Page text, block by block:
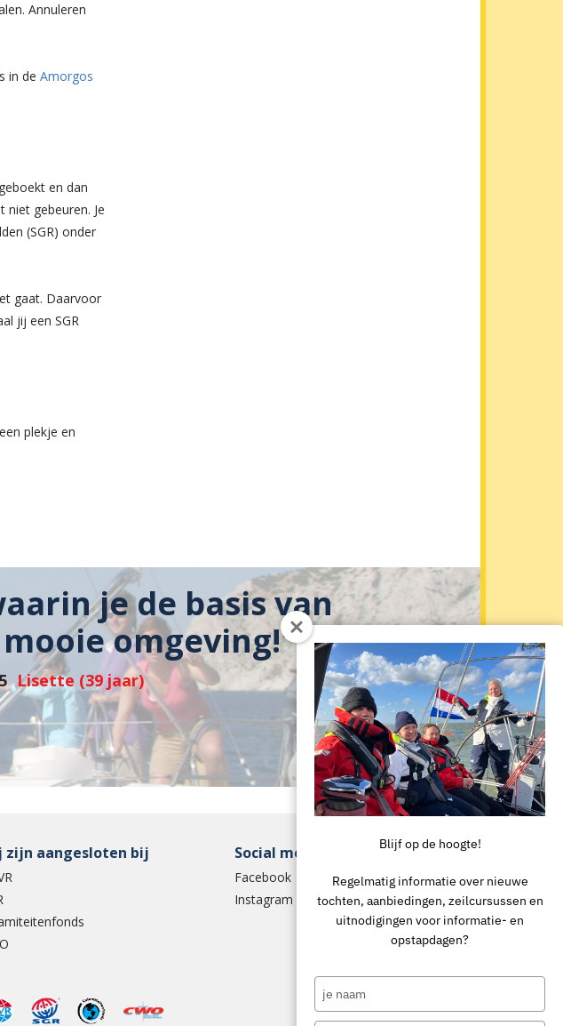
Annuleren
in de Amorgos
en dan
gebeuren. Je
(SGR) onder
gaat. Daarvoor
jij een SGR
plekje en
je de basis van
omgeving!'
Lisette (39 jaar)
zijn aangesloten bij Social media
Facebook
Instagram
Blijf op de hoogte!
Regelmatig informatie over nieuwe
tochten, aanbiedingen, zeilcursussen en
uitnodigingen voor informatie- en
opstapdagen?